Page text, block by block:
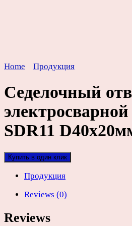
Home Продукция
Седелочный
SDR11
Купить в один клик
Продукция
Reviews (0)
Reviews